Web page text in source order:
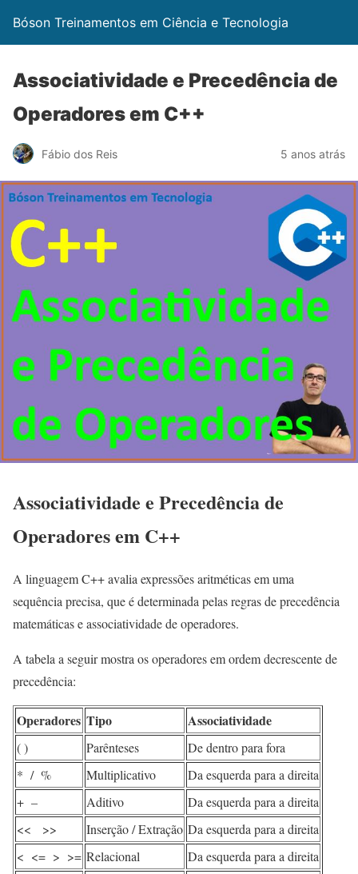
Bóson Treinamentos em Ciência e Tecnologia
Associatividade e Precedência de
Operadores em C++
Fábio dos Reis 5 anos atrás
Associatividade e Precedência de
Operadores em C++
A linguagem C++ avalia expressões aritméticas em uma
sequência precisa, que é determinada pelas regras de precedência
matemáticas e associatividade de operadores.
A tabela a seguir mostra os operadores em ordem decrescente de
precedência:
Operadores Tipo Associatividade
( ) Parênteses
De dentro para fora
* / %
Multiplicativo
Da esquerda para a direita
+ –
Aditivo
Da esquerda para a direita
<< >>
Inserção / Extração Da esquerda para a direita
< <= > >= Relacional
Da esquerda para a direita